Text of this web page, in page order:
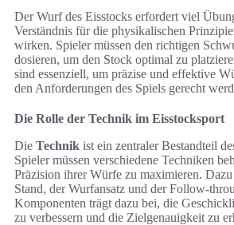
Der Wurf des Eisstocks erfordert viel
Verständnis für die physikalischen
wirken. Spieler müssen den richtigen
dosieren, um den Stock optimal zu
sind essenziell, um präzise und effektive
den Anforderungen des Spiels gerecht
Die Rolle der Technik im Eisstocksport
Die Technik ist ein zentraler Bestandteil
Spieler müssen verschiedene Techniken
Präzision ihrer Würfe zu maximieren.
Stand, der Wurfansatz und der Follow-
Komponenten trägt dazu bei, die
zu verbessern und die Zielgenauigkeit zu